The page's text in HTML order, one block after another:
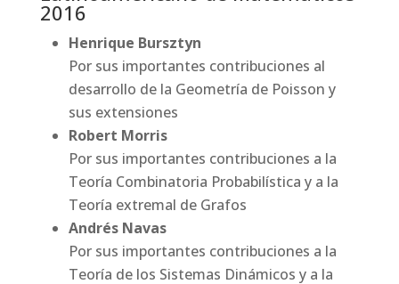
2016
Henrique Bursztyn
Por sus importantes contribuciones al
desarrollo de la Geometría de Poisson y
sus extensiones
Robert Morris
Por sus importantes contribuciones a la
Teoría Combinatoria Probabilística y a la
Teoría extremal de Grafos
Andrés Navas
Por sus importantes contribuciones a la
Teoría de los Sistemas Dinámicos y a la